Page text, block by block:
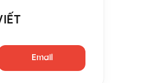
Email